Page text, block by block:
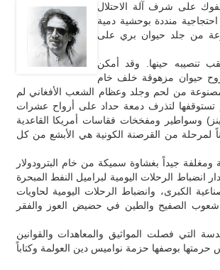
على شرف آلة الاحتلال
منددة بوحشية دمية
من جلد حيوان بري على
تنصيبه حينها. وقد أمكن
حيوان مزهوقة خلف خام
المصنوعة من لحم وجلد وعظام الشعب الأفغاني لم
تستوقفها لتذرف دمعة حداد على أرواح عشرات
وسواطير ومفخخات فقاسات أمريكا القاعدية
لمرحلة من القرصنة الكونية هي الأبشع من كل
جيداً بغشاوة سميكة من خام البترودولار
انضباط الرحلات اليومية لبراميل النفط المبحرة
الكبرى، وانضباط الرحلات اليومية لحاويات
شعوب الصفيح والطين في حضيض العوز والفقر
التي فصلت المواثيق والمعاهدات والقوانين
حرمتها بوصفها حزمة نواميس دين العولمة وكتاباً